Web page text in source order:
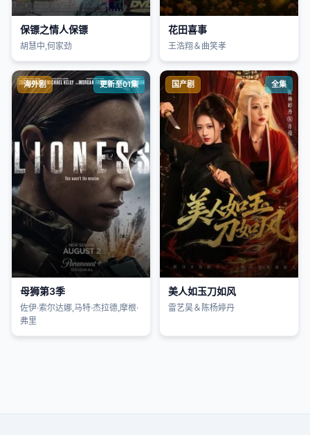
保镖之情人保镖
胡慧中,何家劲
花田喜事
王浩翔＆曲笑孝
海外剧 更新至01集
母狮第3季
佐伊·索尔达娜,马特·杰拉德,摩根·
弗里
国产剧 全集
美人如玉刀如风
雷艺昊＆陈杨婷丹